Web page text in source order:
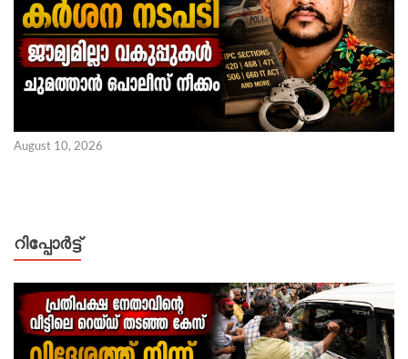
August 10, 2026
റിപ്പോര്‍ട്ട്